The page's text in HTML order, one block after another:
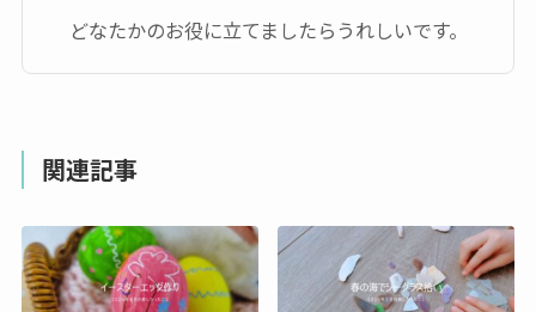
どなたかのお役に立てましたらうれしいです。
関連記事